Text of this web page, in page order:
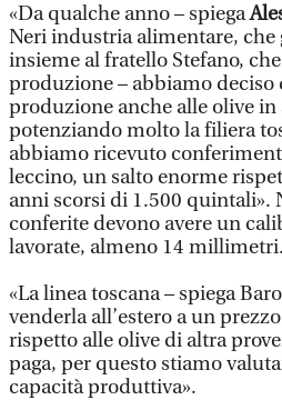
«Da qualche anno – spiega
Neri industria alimentare, che
insieme al fratello Stefano,
produzione – abbiamo deciso
produzione anche alle olive in
potenziando molto la filiera
abbiamo ricevuto
leccino, un salto enorme
anni scorsi di 1.500 quintali».
conferite devono avere un
lavorate, almeno 14 millimetri.
«La linea toscana – spiega
venderla all’estero a un
rispetto alle olive di altra
paga, per questo stiamo
capacità produttiva».